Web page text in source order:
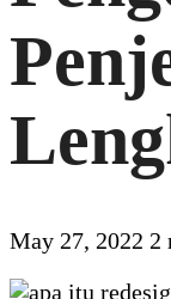
May 27, 2022 2